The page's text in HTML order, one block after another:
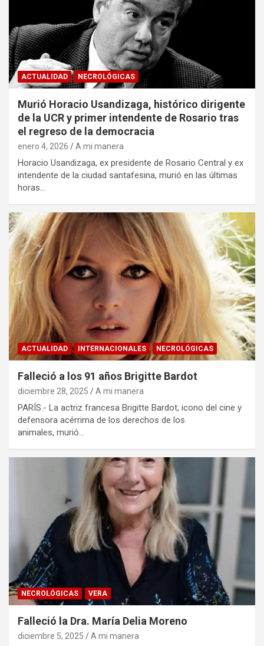
ACTUALIDAD NECROLÓGICAS
Murió Horacio Usandizaga, histórico dirigente
de la UCR y primer intendente de Rosario tras
el regreso de la democracia
enero 4, 2026 A mi manera
Horacio Usandizaga, ex presidente de Rosario Central y ex
intendente de la ciudad santafesina, murió en las últimas
horas…
ACTUALIDAD INTERNACIONALES NECROLÓGICAS
Falleció a los 91 años Brigitte Bardot
diciembre 28, 2025 A mi manera
PARÍS.- La actriz francesa Brigitte Bardot, icono del cine y
defensora acérrima de los derechos de los
animales, murió…
NECROLÓGICAS VERA
Falleció la Dra. María Delia Moreno
diciembre 5, 2025 A mi manera